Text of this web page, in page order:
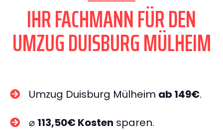
IHR FACHMANN FÜR DEN
UMZUG DUISBURG MÜLHEIM
Umzug Duisburg Mülheim ab 149€.
⌀ 113,50€ Kosten sparen.